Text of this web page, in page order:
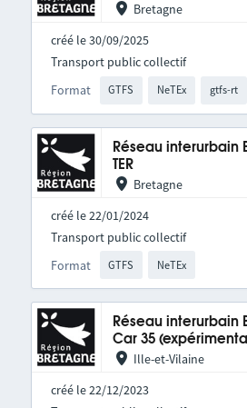
Bretagne
créé le 30/09/2025
Format GTFS NeTEx gtfs-rt
Transport public collectif
Réseau interurbain
TER
Bretagne
créé le 22/01/2024
Format GTFS NeTEx
Transport public collectif
Réseau interurbain
Car 35
Ille-et-Vilaine
créé le 22/12/2023